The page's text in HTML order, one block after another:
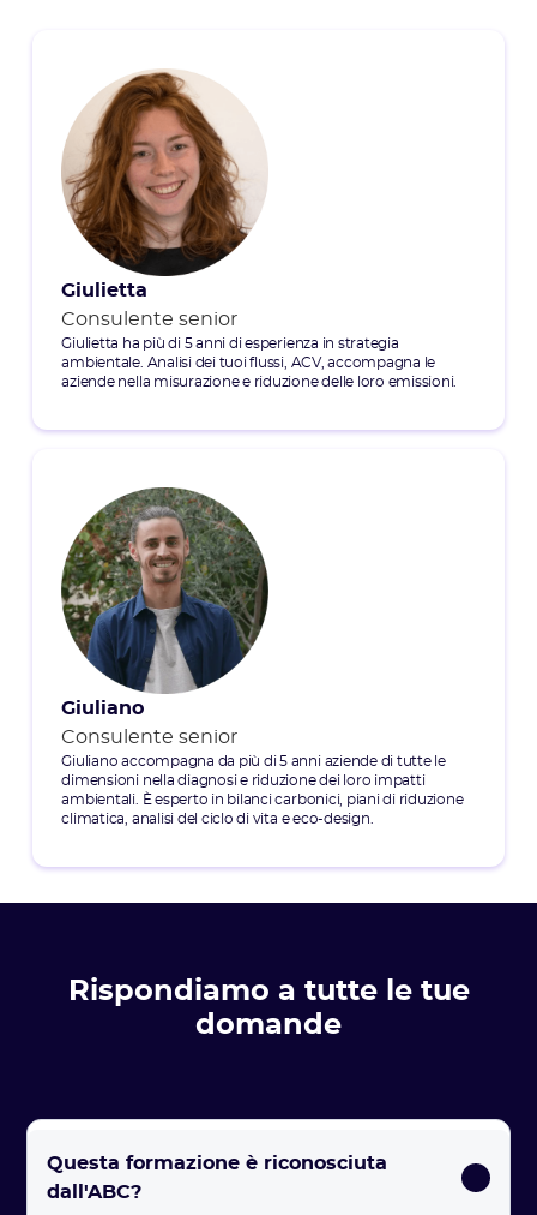
Giulietta
Consulente senior
Giulietta ha più di 5 anni di esperienza in strategia
ambientale. Analisi dei tuoi flussi, ACV, accompagna le
aziende nella misurazione e riduzione delle loro emissioni.
Giuliano
Consulente senior
Giuliano accompagna da più di 5 anni aziende di tutte le
dimensioni nella diagnosi e riduzione dei loro impatti
ambientali. È esperto in bilanci carbonici, piani di riduzione
climatica, analisi del ciclo di vita e eco-design.
Rispondiamo a tutte le tue
domande
Questa formazione è riconosciuta
dall'ABC?